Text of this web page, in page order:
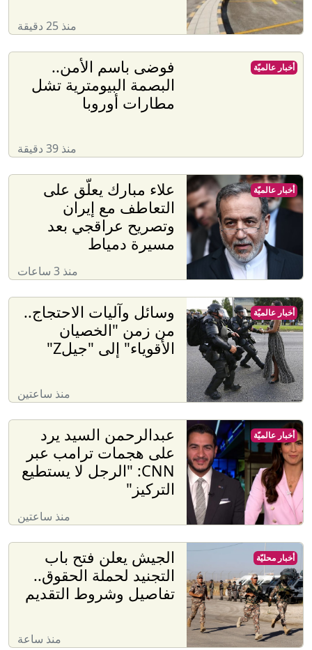
منذ 25 دقيقة
فوضى باسم الأمن..
البصمة البيومترية تشل
مطارات أوروبا
منذ 39 دقيقة
أخبار عالميّة
علاء مبارك يعلّق على
التعاطف مع إيران
وتصريح عراقجي بعد
مسيرة دمياط
منذ 3 ساعات
أخبار عالميّة
وسائل وآليات الاحتجاج..
من زمن "الخصيان
الأقوياء" إلى "جيلZ"
منذ ساعتين
أخبار عالميّة
عبدالرحمن السيد يرد
على هجمات ترامب عبر
CNN: "الرجل لا يستطيع
التركيز"
منذ ساعتين
أخبار عالميّة
الجيش يعلن فتح باب
التجنيد لحملة الحقوق..
تفاصيل وشروط التقديم
منذ ساعة
أخبار محليّة